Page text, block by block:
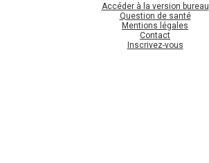
Accéder à la version bureau
Question de santé
Mentions légales
Contact
Inscrivez-vous